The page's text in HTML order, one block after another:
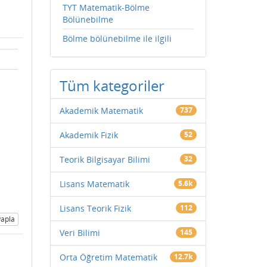
TYT Matematik-Bölme
Bölünebilme
Bölme bölünebilme ile ilgili
Tüm kategoriler
Akademik Matematik 737
Akademik Fizik 52
Teorik Bilgisayar Bilimi 32
Lisans Matematik 5.6k
Lisans Teorik Fizik 112
Veri Bilimi 145
Orta Öğretim Matematik 12.7k